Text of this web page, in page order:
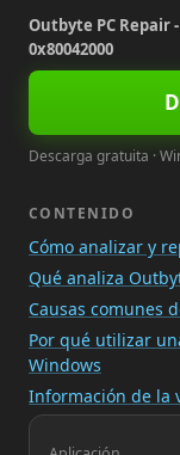
Outbyte PC Repair
0x80042000
Descarga gratuita ·
CONTENIDO
Cómo analizar y
Qué analiza
Causas comunes
Por qué utilizar
Windows
Información de la